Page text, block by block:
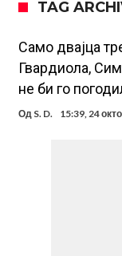
Инфантино го
„Влегувам на
Реал потроши
паричникот –
После
TAG
Само двајца
Гвардиола,
не би го
Од S. D. 15:39, 24